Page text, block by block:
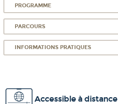
PROGRAMME
PARCOURS
INFORMATIONS PRATIQUES
Accessible à distance